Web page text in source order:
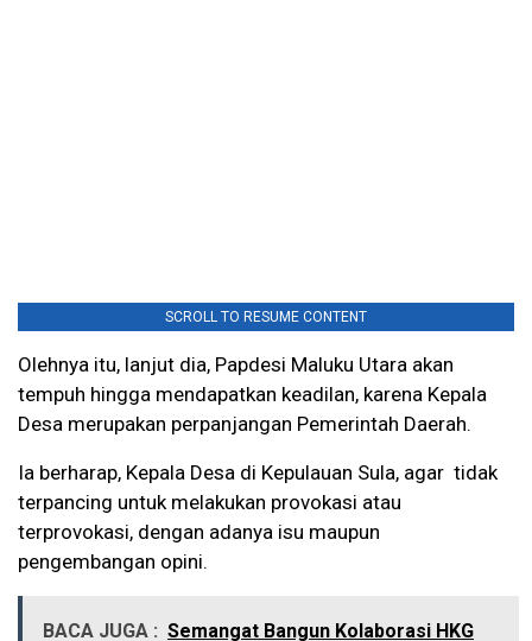
SCROLL TO RESUME CONTENT
Olehnya itu, lanjut dia, Papdesi Maluku Utara akan
tempuh hingga mendapatkan keadilan, karena Kepala
Desa merupakan perpanjangan Pemerintah Daerah.
Ia berharap, Kepala Desa di Kepulauan Sula, agar tidak
terpancing untuk melakukan provokasi atau
terprovokasi, dengan adanya isu maupun
pengembangan opini.
BACA JUGA : Semangat Bangun Kolaborasi HKG